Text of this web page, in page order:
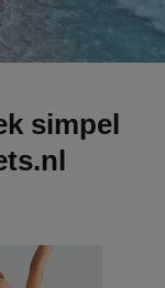
simpel